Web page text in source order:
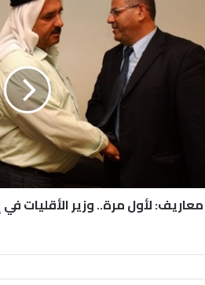
معاريف: لأول مرة.. وزير الأقليات